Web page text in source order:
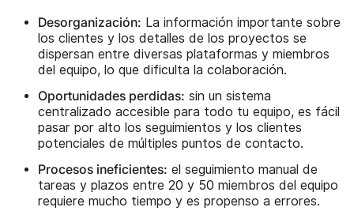
Desorganización: La información importante sobre
los clientes y los detalles de los proyectos se
dispersan entre diversas plataformas y miembros
del equipo, lo que dificulta la colaboración.
Oportunidades perdidas: sin un sistema
centralizado accesible para todo tu equipo, es fácil
pasar por alto los seguimientos y los clientes
potenciales de múltiples puntos de contacto.
Procesos ineficientes: el seguimiento manual de
tareas y plazos entre 20 y 50 miembros del equipo
requiere mucho tiempo y es propenso a errores.